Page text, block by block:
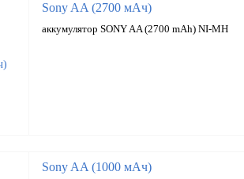
Sony AA (2700 мАч)
аккумулятор SONY AA (2700 mAh) NI-MH
Sony AA (1000 мАч)